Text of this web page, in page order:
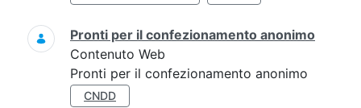
Pronti per il confezionamento anonimo
Contenuto Web
Pronti per il confezionamento anonimo
CNDD